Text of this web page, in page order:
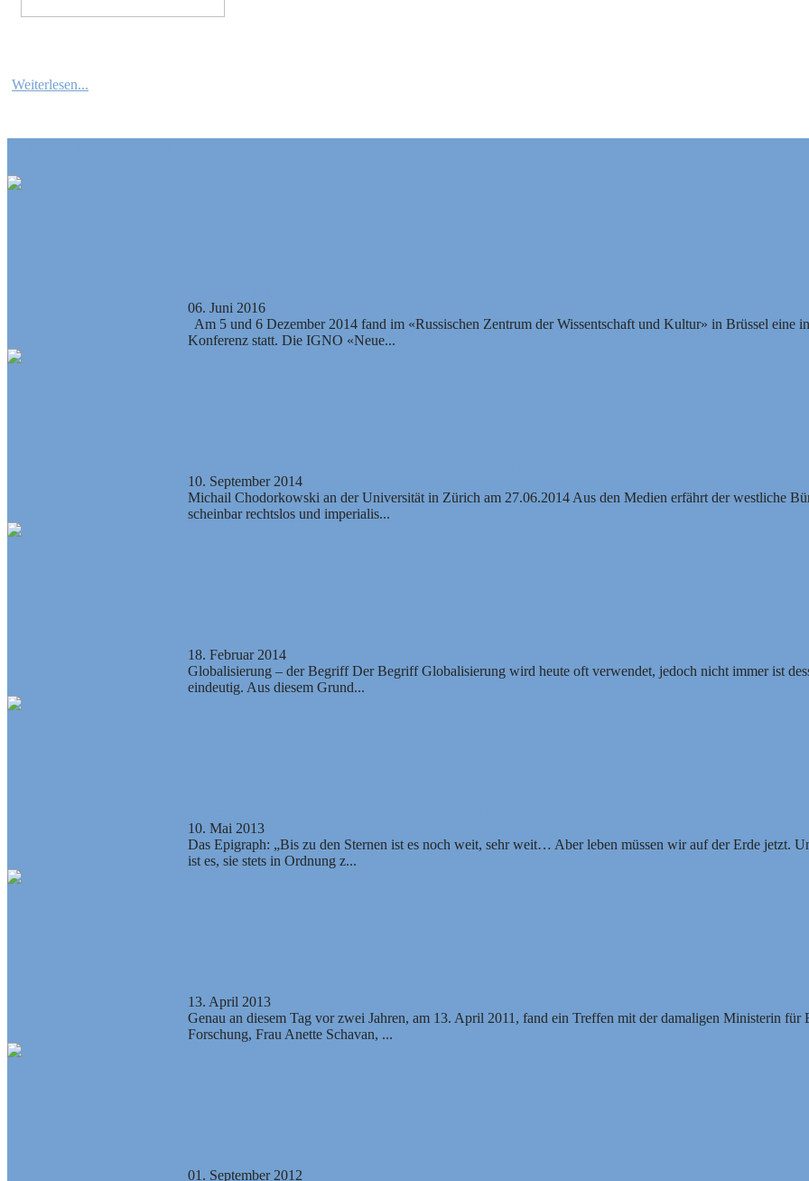
Weiterlesen...
06. Juni 2016
Am 5 und 6 Dezember 2014 fand im «Russischen Zentrum der Wissentschaft und Kultur» in Brüssel eine
Konferenz statt. Die IGNO «Neue...
10. September 2014
Michail Chodorkowski an der Universität in Zürich am 27.06.2014 Aus den Medien erfährt der westliche
scheinbar rechtslos und imperialis...
18. Februar 2014
Globalisierung – der Begriff Der Begriff Globalisierung wird heute oft verwendet, jedoch nicht immer ist
eindeutig. Aus diesem Grund...
10. Mai 2013
Das Epigraph: „Bis zu den Sternen ist es noch weit, sehr weit… Aber leben müssen wir auf der Erde jetzt.
ist es, sie stets in Ordnung z...
13. April 2013
Genau an diesem Tag vor zwei Jahren, am 13. April 2011, fand ein Treffen mit der damaligen Ministerin für
Forschung, Frau Anette Schavan, ...
01. September 2012